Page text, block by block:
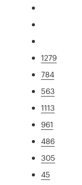
1279
784
563
1113
961
486
305
45